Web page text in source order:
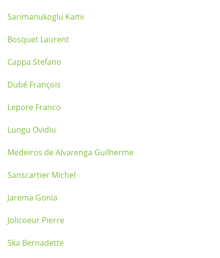
Sarimanukoglu Kami
Bosquet Laurent
Cappa Stefano
Dubé François
Lepore Franco
Lungu Ovidiu
Medeiros de Alvarenga Guilherme
Sanscartier Michel
Jarema Gonia
Jolicoeur Pierre
Ska Bernadette